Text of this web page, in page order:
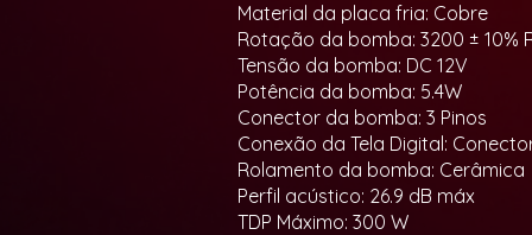
Material da placa fria: Cobre
Rotação da bomba: 3200 ± 10%
Tensão da bomba: DC 12V
Potência da bomba: 5.4W
Conector da bomba: 3 Pinos
Conexão da Tela Digital:
Rolamento da bomba: Cerâmica
Perfil acústico: 26.9 dB máx
TDP Máximo: 300 W